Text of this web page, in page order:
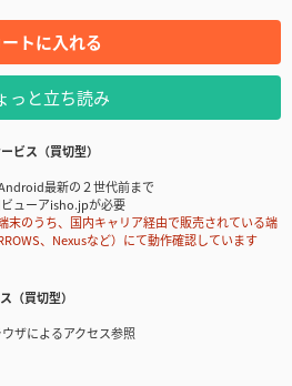
トに入れる
っと立ち読み
ビス（買切型）
最新の２世代前まで
ューアisho.jpが必要
のうち、国内キャリア経由で販売されている端
、Nexusなど）にて動作確認しています
（買切型）
ザによるアクセス参照